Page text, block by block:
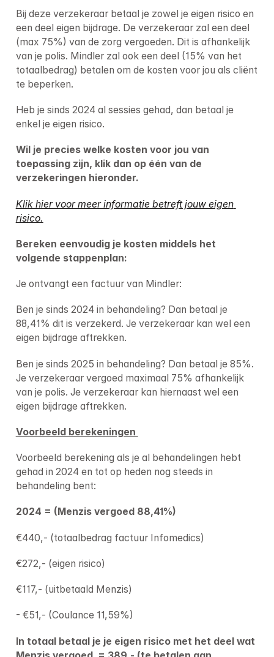
Bij deze verzekeraar betaal je zowel je eigen risico en
een deel eigen bijdrage. De verzekeraar zal een deel
(max 75%) van de zorg vergoeden. Dit is afhankelijk
van je polis. Mindler zal ook een deel (15% van het
totaalbedrag) betalen om de kosten voor jou als cliënt
te beperken.
Heb je sinds 2024 al sessies gehad, dan betaal je
enkel je eigen risico.
Wil je precies welke kosten voor jou van
toepassing zijn, klik dan op één van de
verzekeringen hieronder.
Klik hier voor meer informatie betreft jouw eigen
risico.
Bereken eenvoudig je kosten middels het
volgende stappenplan:
Je ontvangt een factuur van Mindler:
Ben je sinds 2024 in behandeling? Dan betaal je
88,41% dit is verzekerd. Je verzekeraar kan wel een
eigen bijdrage aftrekken.
Ben je sinds 2025 in behandeling? Dan betaal je 85%.
Je verzekeraar vergoed maximaal 75% afhankelijk
van je polis. Je verzekeraar kan hiernaast wel een
eigen bijdrage aftrekken.
Voorbeeld berekeningen
Voorbeeld berekening als je al behandelingen hebt
gehad in 2024 en tot op heden nog steeds in
behandeling bent:
2024 = (Menzis vergoed 88,41%)
€440,- (totaalbedrag factuur Infomedics)
€272,- (eigen risico)
€117,- (uitbetaald Menzis)
- €51,- (Coulance 11,59%)
In totaal betaal je je eigen risico met het deel wat